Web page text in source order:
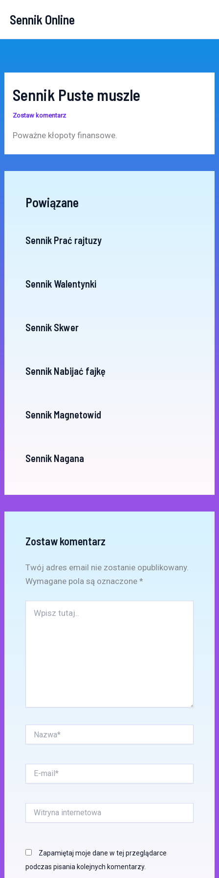
Sennik Online
Sennik Puste muszle
Zostaw komentarz
Poważne kłopoty finansowe.
Powiązane
Sennik Prać rajtuzy
Sennik Walentynki
Sennik Skwer
Sennik Nabijać fajkę
Sennik Magnetowid
Sennik Nagana
Zostaw komentarz
Twój adres email nie zostanie opublikowany.
Wymagane pola są oznaczone *
tutaj..
mail*
internetowa
Zapamiętaj moje dane w tej przeglądarce
podczas pisania kolejnych komentarzy.